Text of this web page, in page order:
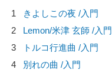
1
きよしこの夜 /入門
2
Lemon/米津 玄師 /入門
3
トルコ行進曲 /入門
4
別れの曲 /入門